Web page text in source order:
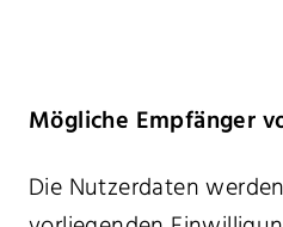
Mögliche Empfänger
Die Nutzerdaten